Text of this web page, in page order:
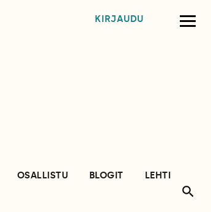
KIRJAUDU
OSALLISTU BLOGIT
LEHTI